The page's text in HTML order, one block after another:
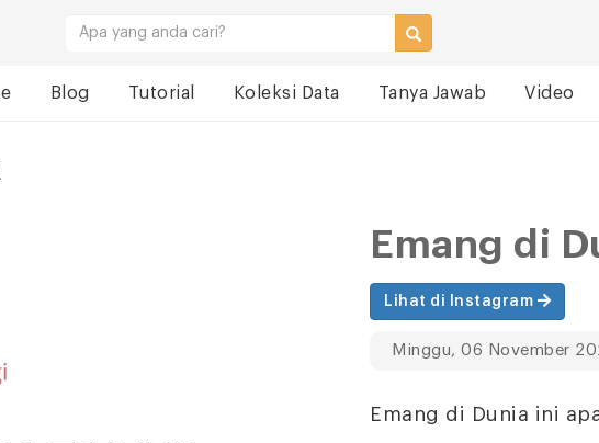
Blog Tutorial Koleksi Data Tanya Jawab Video
Emang di
Lihat di Instagram
Minggu, 06 November
Emang di Dunia ini